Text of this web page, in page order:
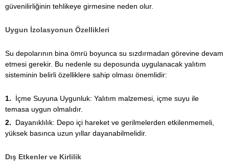
güvenilirliğinin tehlikeye girmesine neden olur.
Uygun İzolasyonun Özellikleri
Su depolarının bina ömrü boyunca su sızdırmadan görevine devam
etmesi gerekir. Bu nedenle su deposunda uygulanacak yalıtım
sisteminin belirli özelliklere sahip olması önemlidir:
İçme Suyuna Uygunluk: Yalıtım malzemesi, içme suyu ile
temasa uygun olmalıdır.
Dayanıklılık: Depo içi hareket ve gerilmelerden etkilenmemeli,
yüksek basınca uzun yıllar dayanabilmelidir.
Dış Etkenler ve Kirlilik